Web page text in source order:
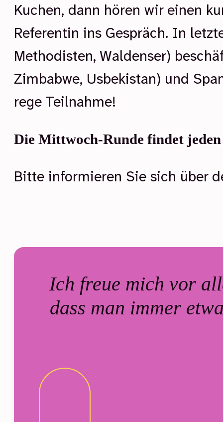
Kuchen, dann hören wir einen
Referentin ins Gespräch. In
Methodisten, Waldenser)
Zimbabwe, Usbekistan) und
rege Teilnahme!
Die Mittwoch-Runde findet
Bitte informieren Sie sich über
Ich freue mich vor
dass man immer